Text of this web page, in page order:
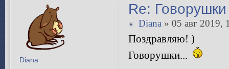
Re:
Diana » 05 авг 2019,
Поздравляю! )
Говорушки...
Diana